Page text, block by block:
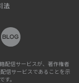
法
配信サービスが、著作権者
信サービスであることを示
す。